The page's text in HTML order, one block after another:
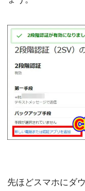
先ほどスマホにダ